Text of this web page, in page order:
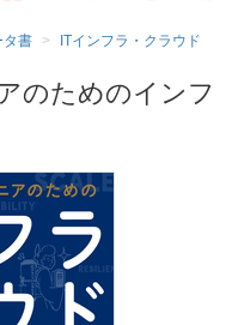
タ書 ITインフラ・クラウド
のためのインフ